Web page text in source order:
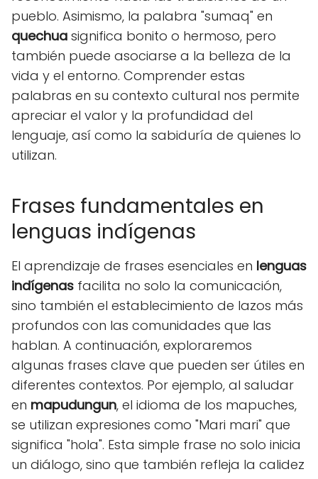
pueblo. Asimismo, la palabra "sumaq" en
quechua significa bonito o hermoso, pero
también puede asociarse a la belleza de la
vida y el entorno. Comprender estas
palabras en su contexto cultural nos permite
apreciar el valor y la profundidad del
lenguaje, así como la sabiduría de quienes lo
utilizan.
Frases fundamentales en
lenguas indígenas
El aprendizaje de frases esenciales en lenguas
indígenas facilita no solo la comunicación,
sino también el establecimiento de lazos más
profundos con las comunidades que las
hablan. A continuación, exploraremos
algunas frases clave que pueden ser útiles en
diferentes contextos. Por ejemplo, al saludar
en mapudungun, el idioma de los mapuches,
se utilizan expresiones como "Mari mari" que
significa "hola". Esta simple frase no solo inicia
un diálogo, sino que también refleja la calidez